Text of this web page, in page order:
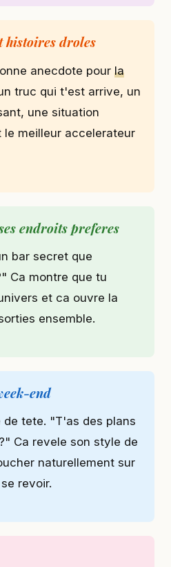
histoires droles
anecdote pour la
truc qui t'est arrive, un
une situation
le meilleur accelerateur
endroits preferes
bar secret que
Ca montre que tu
et ca ouvre la
ensemble.
end
de tete. "T'as des plans
Ca revele son style de
naturellement sur
revoir.